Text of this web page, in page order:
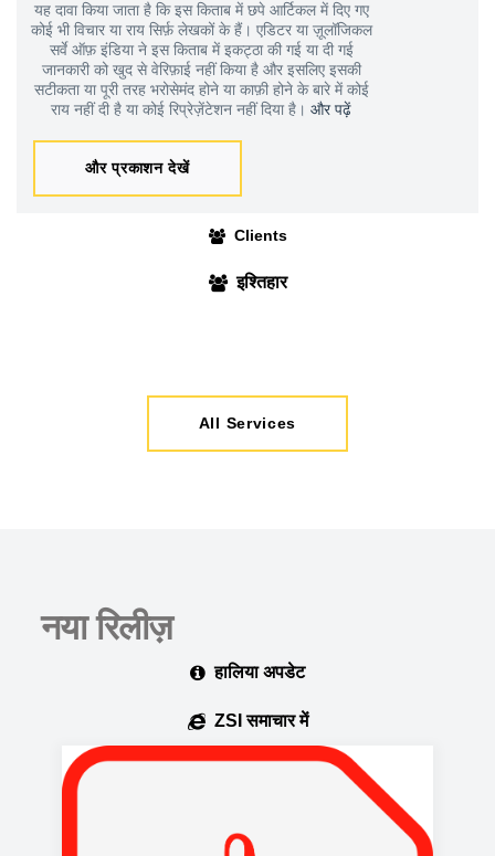
यह दावा किया जाता है कि इस किताब में छपे आर्टिकल में दिए गए
कोई भी विचार या राय सिर्फ़ लेखकों के हैं। एडिटर या ज़ूलॉजिकल
सर्वे ऑफ़ इंडिया ने इस किताब में इकट्ठा की गई या दी गई
जानकारी को खुद से वेरिफ़ाई नहीं किया है और इसलिए इसकी
सटीकता या पूरी तरह भरोसेमंद होने या काफ़ी होने के बारे में कोई
राय नहीं दी है या कोई रिप्रेज़ेंटेशन नहीं दिया है। और पढ़ें
और प्रकाशन देखें
Clients
इश्तिहार
All Services
नया रिलीज़
हालिया अपडेट
ZSI समाचार में